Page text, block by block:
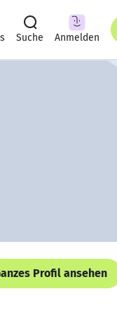
Suche Anmelden
Profil ansehen